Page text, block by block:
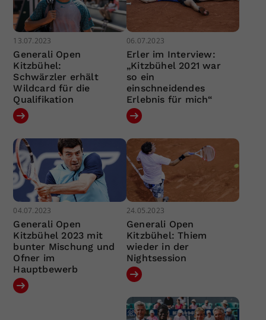
13.07.2023
Generali Open
Kitzbühel:
Schwärzler erhält
Wildcard für die
Qualifikation
06.07.2023
Erler im Interview:
„Kitzbühel 2021 war
so ein
einschneidendes
Erlebnis für mich“
04.07.2023
Generali Open
Kitzbühel 2023 mit
bunter Mischung und
Ofner im
Hauptbewerb
24.05.2023
Generali Open
Kitzbühel: Thiem
wieder in der
Nightsession